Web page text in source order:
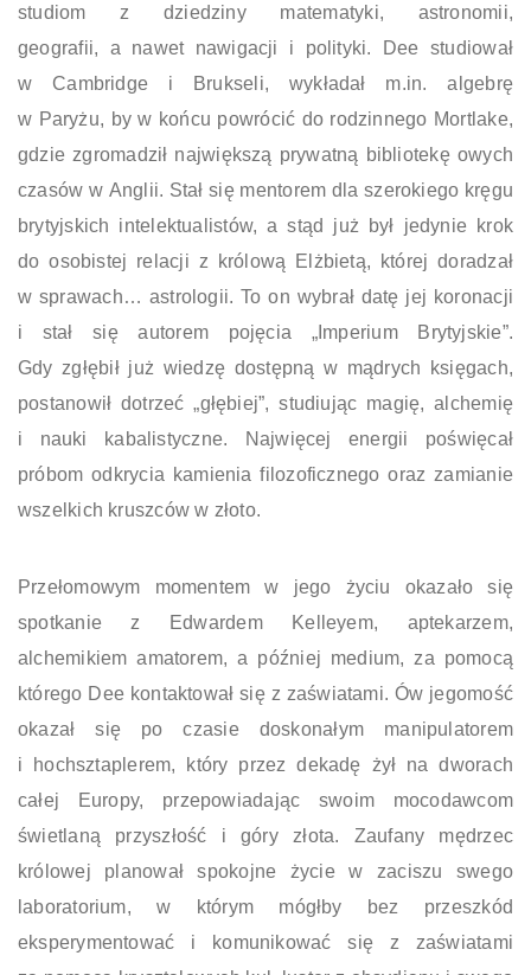
studiom z dziedziny matematyki, astronomii,
geografii, a nawet nawigacji i polityki. Dee studiował
w Cambridge i Brukseli, wykładał m.in. algebrę
w Paryżu, by w końcu powrócić do rodzinnego Mortlake,
gdzie zgromadził największą prywatną bibliotekę owych
czasów w Anglii. Stał się mentorem dla szerokiego kręgu
brytyjskich intelektualistów, a stąd już był jedynie krok
do osobistej relacji z królową Elżbietą, której doradzał
w sprawach… astrologii. To on wybrał datę jej koronacji
i stał się autorem pojęcia „Imperium Brytyjskie”.
Gdy zgłębił już wiedzę dostępną w mądrych księgach,
postanowił dotrzeć „głębiej”, studiując magię, alchemię
i nauki kabalistyczne. Najwięcej energii poświęcał
próbom odkrycia kamienia filozoficznego oraz zamianie
wszelkich kruszców w złoto.
Przełomowym momentem w jego życiu okazało się
spotkanie z Edwardem Kelleyem, aptekarzem,
alchemikiem amatorem, a później medium, za pomocą
którego Dee kontaktował się z zaświatami. Ów jegomość
okazał się po czasie doskonałym manipulatorem
i hochsztaplerem, który przez dekadę żył na dworach
całej Europy, przepowiadając swoim mocodawcom
świetlaną przyszłość i góry złota. Zaufany mędrzec
królowej planował spokojne życie w zaciszu swego
laboratorium, w którym mógłby bez przeszkód
eksperymentować i komunikować się z zaświatami